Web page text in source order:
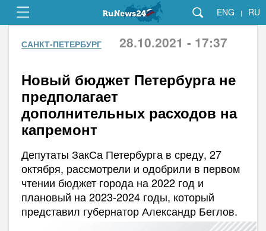
ENG | RU
САНКТ-ПЕТЕРБУРГ 28.10.2021 - 17:37
Новый бюджет Петербурга не
предполагает
дополнительных расходов на
капремонт
Депутаты ЗакСа Петербурга в среду, 27
октября, рассмотрели и одобрили в первом
чтении бюджет города на 2022 год и
плановый на 2023-2024 годы, который
представил губернатор Александр Беглов.